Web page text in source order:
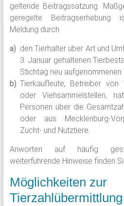
geltende Beitragssatzung.
geregelte Beitragserhebung
Meldung durch
den Tierhalter über Art und
3. Januar gehaltenen
Stichtag neu aufgenommenen
Tierkaufleute, Betreiber von
oder Viehsammelstellen,
Personen über die
oder aus Mecklenburg-
Zucht- und Nutztiere.
Anworten auf häufig
weiterführende Hinweise finden
Möglichkeiten zur
Tierzahlübermittlung